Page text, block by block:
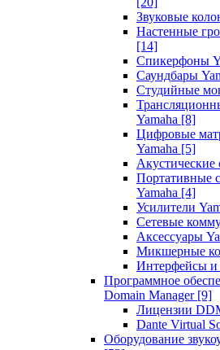
Звуковые
Настенные
[14]
Спикерфоны
Саундбары
Студийные
Yamaha [8]
Цифровые
Yamaha [5]
Акустические
Портативные
Yamaha [4]
Усилители
Сетевые
Аксессуары
Микшерные
Интерфейсы и
Программное
Domain Manager [9]
Лицензии
Dante Virtual
Оборудование